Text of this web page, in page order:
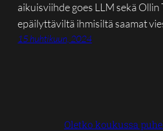
aikuisviihde goes LLM sekä Ollin
epäilyttäviltä ihmisiltä saamat
15 huhtikuun, 2024
Oletko koukussa